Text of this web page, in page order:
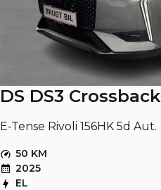
DS DS3 Crossback
E-Tense Rivoli 156HK 5d Aut.
50 KM
2025
EL